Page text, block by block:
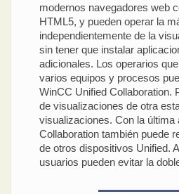
modernos navegadores web
HTML5, y pueden operar la
independientemente de la
sin tener que instalar
adicionales. Los operarios
varios equipos y procesos
WinCC Unified Collaboration.
de visualizaciones de otra
visualizaciones. Con la última
Collaboration también puede
de otros dispositivos Unified.
usuarios pueden evitar la